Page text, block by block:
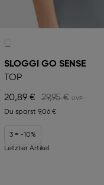
SLOGGI GO SENSE
TOP
20,89 € 29,95 €
Du sparst9,06 €
3 = -10%
Letzter Artikel